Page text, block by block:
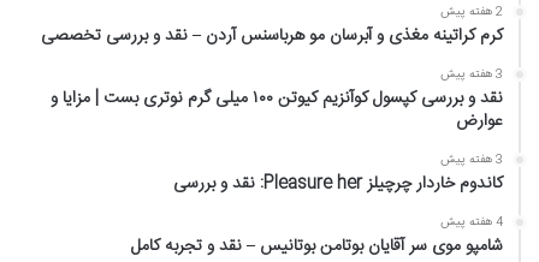
2 هفته پیش
کرم کراتینه مغذی و آبرسان مو هرباسنس آردن – نقد و بررسی تخصصی
3 هفته پیش
نقد و بررسی کپسول کوآنزیم کیوتن ۱۰۰ میلی گرم نوتری بست | مزایا و
عوارض
3 هفته پیش
کاندوم خاردار چرچیلز Pleasure her: نقد و بررسی
4 هفته پیش
شامپو موی سر آقایان بوتامن بوتانیس – نقد و تجربه کامل